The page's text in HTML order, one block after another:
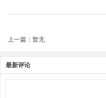
上一篇：暂无
最新评论